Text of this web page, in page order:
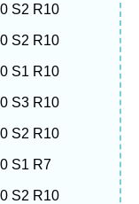
R10
R10
R10
R10
S2 R10
S1 R7
S2 R10